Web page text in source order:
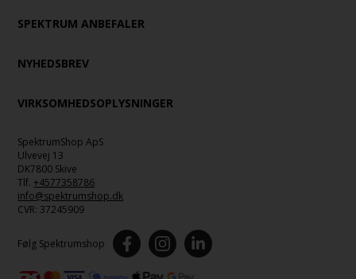
SPEKTRUM ANBEFALER
NYHEDSBREV
VIRKSOMHEDSOPLYSNINGER
SpektrumShop ApS
Ulvevej 13
DK7800 Skive
Tlf. +4577358786
info@spektrumshop.dk
CVR: 37245909
Følg Spektrumshop